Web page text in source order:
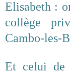
Elisabeth :
collège
Cambo-les-
Et celui de